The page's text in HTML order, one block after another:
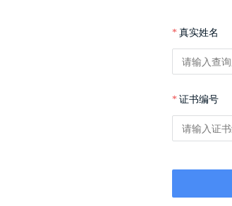
* 真实姓名
* 证书编号